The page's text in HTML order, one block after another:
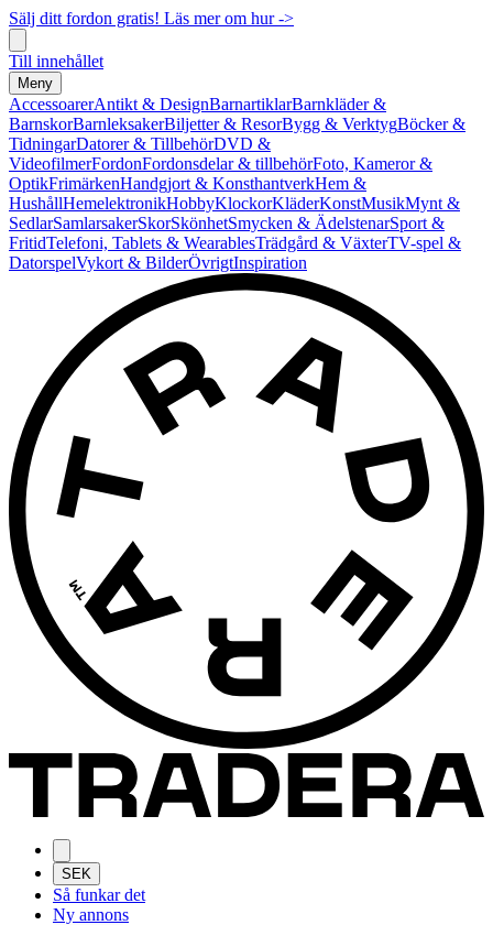
Sälj ditt fordon gratis! Läs mer om hur ->
Till innehållet
Meny
AccessoarerAntikt & DesignBarnartiklarBarnkläder &
BarnskorBarnleksakerBiljetter & ResorBygg & VerktygBöcker &
TidningarDatorer & TillbehörDVD &
VideofilmerFordonFordonsdelar & tillbehörFoto, Kameror &
OptikFrimärkenHandgjort & KonsthantverkHem &
HushållHemelektronikHobbyKlockorKläderKonstMusikMynt &
SedlarSamlarsakerSkorSkönhetSmycken & ÄdelstenarSport &
FritidTelefoni, Tablets & WearablesTrädgård & VäxterTV-spel &
DatorspelVykort & BilderÖvrigtInspiration
SEK
Så funkar det
Ny annons